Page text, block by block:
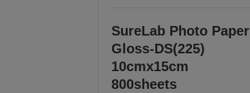
SureLab Photo Paper
Gloss-DS(225)
10cmx15cm
800sheets